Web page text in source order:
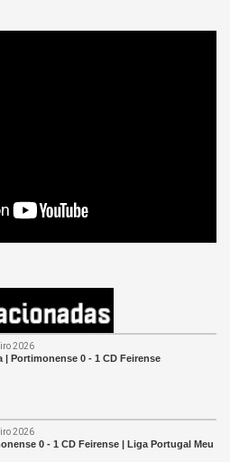
2026
| Portimonense 0 - 1 CD Feirense
2026
0 - 1 CD Feirense | Liga Portugal Meu